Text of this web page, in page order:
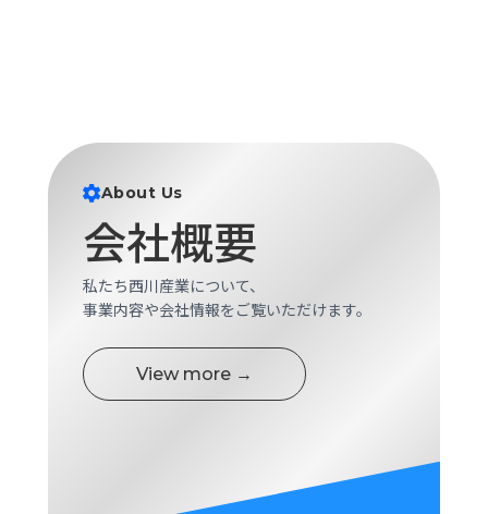
About Us
会社概要
私たち西川産業について、
事業内容や会社情報をご覧いただけます。
View more →